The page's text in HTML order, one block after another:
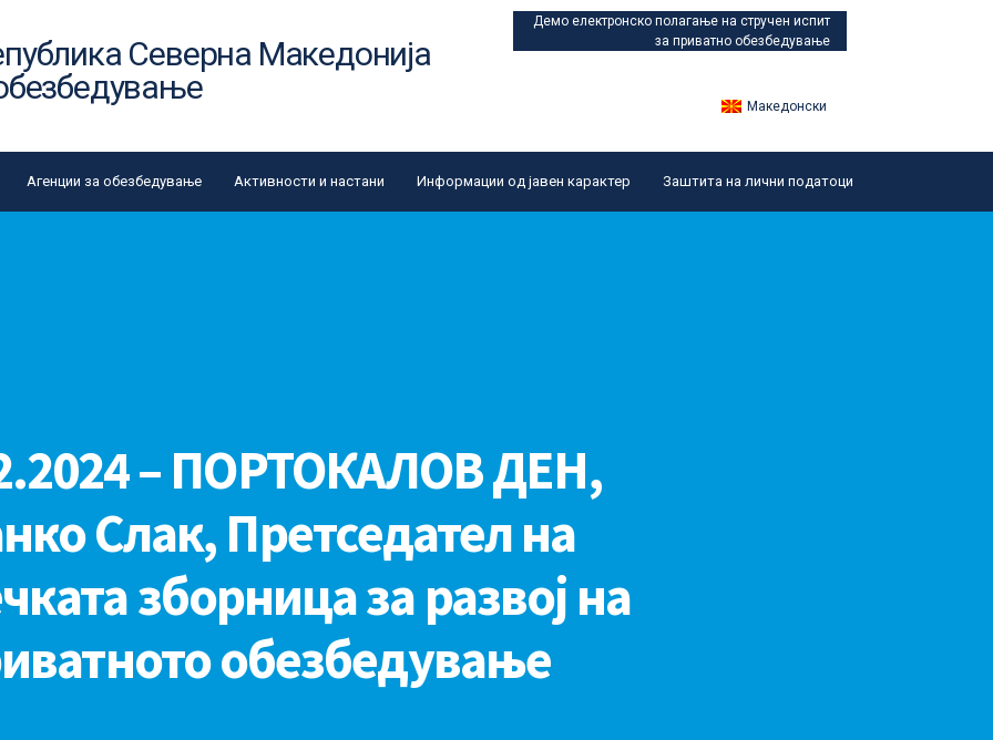
Северна Македонија
Демо електронско полагањена стручен испит
за приватно обезбедување
Македонски
Агенции за обезбедување Активности и настани Информации од јавен карактер Заштита на лични податоци
– ПОРТОКАЛОВ ДЕН,
Слак, Претседател на
зборница за развој на
обезбедување